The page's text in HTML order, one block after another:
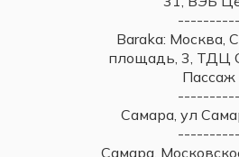
Baraka: Москва,
площадь, 3, ТДЦ
Пассаж
Самара, ул
Самара,